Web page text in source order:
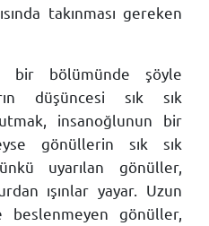
takınması gereken
bir bölümünde şöyle
düşüncesi sık sık
insanoğlunun bir
gönüllerin sık sık
uyarılan gönüller,
ışınlar yayar. Uzun
beslenmeyen gönüller,